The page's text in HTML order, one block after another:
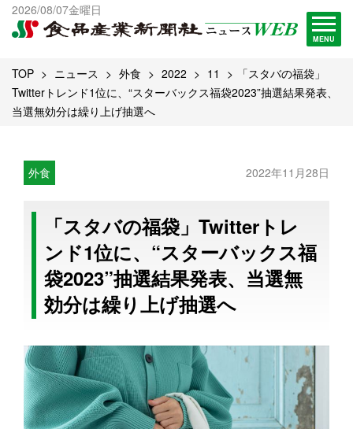
2026/08/07金曜日
MENU
出版物一覧へ
試読・購読申し込み
TOP ニュース 外食 2022 11
「スタバの福袋」
Twitterトレンド1位に、“スターバックス福袋2023”抽選結果発表、
当選無効分は繰り上げ抽選へ
外食 2022年11月28日
「スタバの福袋」Twitterトレ
ンド1位に、“スターバックス福
袋2023”抽選結果発表、当選無
効分は繰り上げ抽選へ